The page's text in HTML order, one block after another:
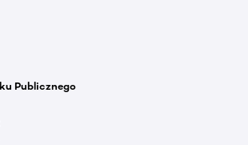
Publicznego